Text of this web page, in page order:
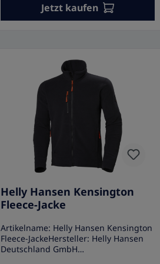
Kälteschutzhandschuh• Ideal für
Arbeiten in Tiefkühlhäusern und
Gummizug am Handgelenk• Isolierung
aus Flauschfutter mit 100 g
Thinsulate• Sehr guter Griff dank
Gumminoppen• Material: Polyester•
Farbe: schwarz• Verpackungseinheit: 1
Jetzt kaufen
Helly Hansen Kensington
Fleece-Jacke
Artikelname: Helly Hansen Kensington
Fleece-JackeHersteller: Helly Hansen
Deutschland GmbH